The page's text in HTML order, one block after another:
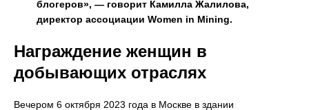
блогеров», — говорит Камилла Жалилова,
директор ассоциации Women in Mining.
Награждение женщин в
добывающих отраслях
Вечером 6 октября 2023 года в Москве в здании